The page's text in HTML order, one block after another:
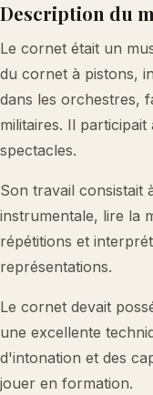
Description du
Le cornet était un
du cornet à pistons,
dans les orchestres,
militaires. Il
spectacles.
Son travail consistait
instrumentale, lire la
répétitions et
représentations.
Le cornet devait
une excellente
d'intonation et des
jouer en formation.